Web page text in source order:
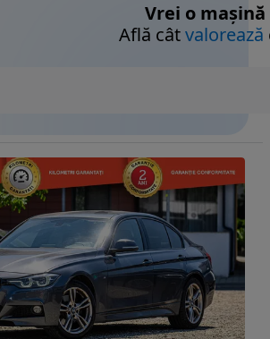
Vrei o mașină
Află câtvalorează